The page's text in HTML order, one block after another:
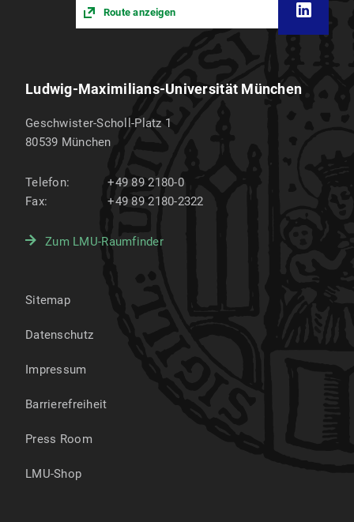
Route anzeigen
Ludwig-Maximilians-Universität München
Geschwister-Scholl-Platz 1
80539 München
Telefon:
+49 89 2180-0
Fax:
+49 89 2180-2322
Zum LMU-Raumfinder
Sitemap
Datenschutz
Impressum
Barrierefreiheit
Press Room
LMU-Shop